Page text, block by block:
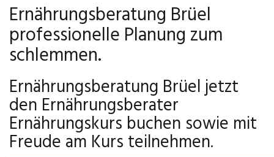
Ernährungsberatung Brüel
professionelle Planung zum
schlemmen.
Ernährungsberatung Brüel jetzt
den Ernährungsberater
Ernährungskurs buchen sowie mit
Freude am Kurs teilnehmen.